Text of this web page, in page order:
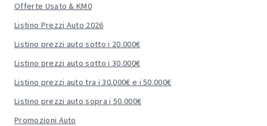
Offerte Usato & KM0
Listino Prezzi Auto 2026
Listino prezzi auto sotto i 20.000€
Listino prezzi auto sotto i 30.000€
Listino prezzi auto tra i 30.000€ e i 50.000€
Listino prezzi auto sopra i 50.000€
Promozioni Auto